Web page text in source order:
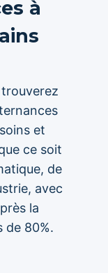
à
et
ce soit
de
avec
la
80%.